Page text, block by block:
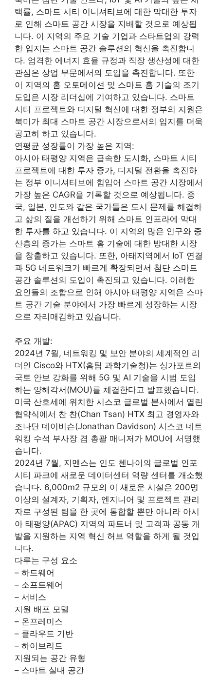
택률, 스마트 시티 이니셔티브에 대한 막대한 투자
로 인해 스마트 공간 시장을 지배할 것으로 예상됩
니다. 이 지역의 주요 기술 기업과 스타트업의 강력
한 입지는 스마트 공간 솔루션의 혁신을 촉진합니
다. 엄격한 에너지 효율 규정과 직장 생산성에 대한
관심은 상업 부문에서의 도입을 촉진합니다. 또한
이 지역의 홈 오토메이션 및 스마트 홈 기술의 조기
도입은 시장 리더십에 기여하고 있습니다. 스마트
시티 프로젝트와 디지털 혁신에 대한 정부의 지원은
북미가 최대 스마트 공간 시장으로서의 입지를 더욱
공고히 하고 있습니다.
연평균 성장률이 가장 높은 지역:
아시아 태평양 지역은 급속한 도시화, 스마트 시티
프로젝트에 대한 투자 증가, 디지털 전환을 촉진하
는 정부 이니셔티브에 힘입어 스마트 공간 시장에서
가장 높은 CAGR을 기록할 것으로 예상됩니다. 중
국, 일본, 인도와 같은 국가들은 도시 문제를 해결하
고 삶의 질을 개선하기 위해 스마트 인프라에 막대
한 투자를 하고 있습니다. 이 지역의 많은 인구와 중
산층의 증가는 스마트 홈 기술에 대한 방대한 시장
을 창출하고 있습니다. 또한, 아태지역에서 IoT 연결
과 5G 네트워크가 빠르게 확장되면서 첨단 스마트
공간 솔루션의 도입이 촉진되고 있습니다. 이러한
요인들의 조합으로 인해 아시아 태평양 지역은 스마
트 공간 기술 분야에서 가장 빠르게 성장하는 시장
으로 자리매김하고 있습니다.
주요 개발:
2024년 7월, 네트워킹 및 보안 분야의 세계적인 리
더인 Cisco와 HTX(홈팀 과학기술청)는 싱가포르의
국토 안보 강화를 위해 5G 및 AI 기술을 시범 도입
하는 양해각서(MOU)를 체결한다고 발표했습니다.
미국 산호세에 위치한 시스코 글로벌 본사에서 열린
협약식에서 찬 찬(Chan Tsan) HTX 최고 경영자와
조나단 데이비슨(Jonathan Davidson) 시스코 네트
워킹 수석 부사장 겸 총괄 매니저가 MOU에 서명했
습니다.
2024년 7월, 지멘스는 인도 첸나이의 글로벌 인포
시티 파크에 새로운 데이터센터 역량 센터를 개소했
습니다. 6,000m2 규모의 이 새로운 시설은 200명
이상의 설계자, 기획자, 엔지니어 및 프로젝트 관리
자로 구성된 팀을 한 곳에 통합할 뿐만 아니라 아시
아 태평양(APAC) 지역의 파트너 및 고객과 공동 개
발을 지원하는 지역 혁신 허브 역할을 하게 될 것입
니다.
다루는 구성 요소
– 하드웨어
– 소프트웨어
– 서비스
지원 배포 모델
– 온프레미스
– 클라우드 기반
– 하이브리드
지원되는 공간 유형
– 스마트 실내 공간